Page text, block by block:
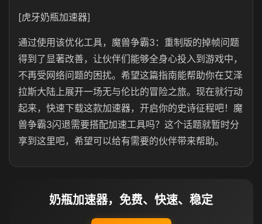
[虎牙奶瓶加速器]
通过使用该优化工具，魔兽争霸3：重制版的掉帧问题
得到了显著改善，让伙伴们能够全身心投入到游戏中，
不再受网络问题的困扰。希望这篇指南能帮助你在艾泽
拉斯大陆上展开一场无与伦比的冒险之旅。现在就行动
起来，快速下载这款加速器，开启你的史诗征程吧！魔
兽争霸3闪退需要搭配加速工具吗？这个话题就暂时分
享到这里吧，希望可以给有需要的伙伴带来帮助。
奶瓶加速器，免费、快速、稳定